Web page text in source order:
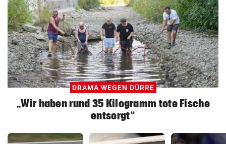
DRAMA WEGEN DÜRRE
„Wir haben rund 35 Kilogramm tote Fische
entsorgt“